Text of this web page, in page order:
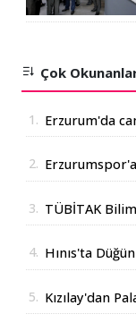
Çok
1. Erzurum'da
2.
3. TÜBİTAK
4. Hınıs'ta
5. Kızılay'dan